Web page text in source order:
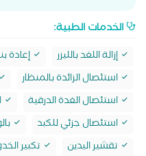
الخدمات الطبية:
إزالة اللغد بالليزر
إعادة
استئصال الزائدة بالمنظار
استئصال الغدة الدرقية
استئصال جزئي للكبد
تقشير اليدين
تكبير